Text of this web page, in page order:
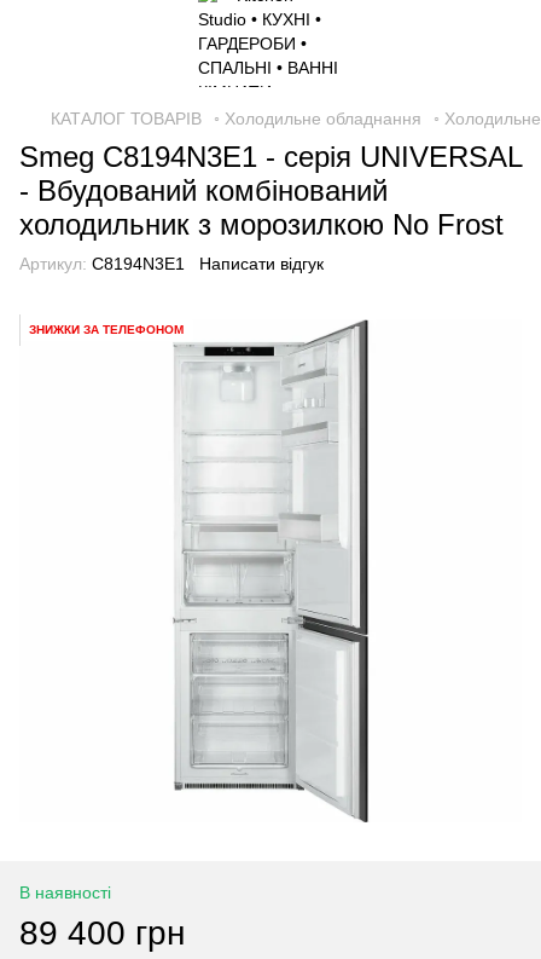
КАТАЛОГ ТОВАРІВ ◦ Холодильне обладнання ◦
Smeg C8194N3E1 - серія UNIVERSAL
- Вбудований комбінований
холодильник з морозилкою No Frost
Артикул: C8194N3E1 Написати відгук
ЗНИЖКИ ЗА ТЕЛЕФОНОМ
В наявності
89 400 грн